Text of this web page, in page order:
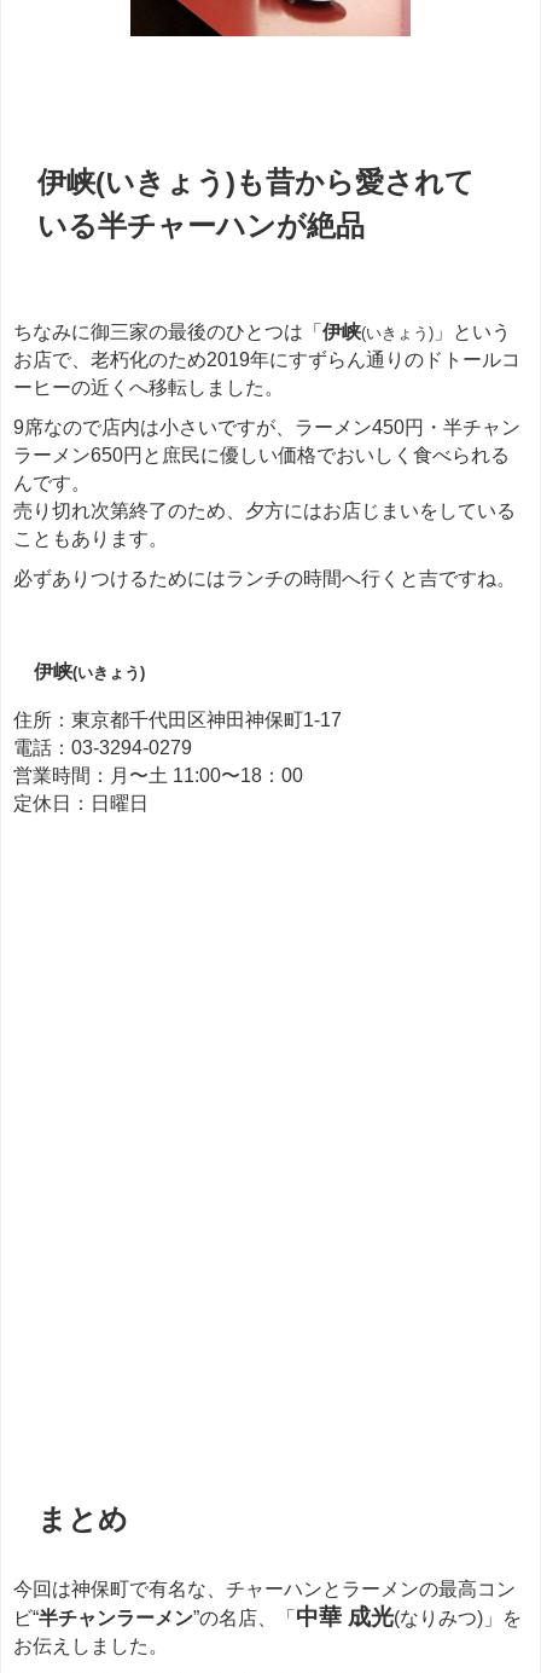
伊峡(いきょう)も昔から愛されて
いる半チャーハンが絶品
ちなみに御三家の最後のひとつは「 伊峡(いきょう) 」という
お店で、老朽化のため2019年にすずらん通りのドトールコ
ーヒーの近くへ移転しました。
9席なので店内は小さいですが、ラーメン450円・半チャン
ラーメン650円と庶民に優しい価格でおいしく食べられる
んです。
売り切れ次第終了のため、夕方にはお店じまいをしている
こともあります。
必ずありつけるためにはランチの時間へ行くと吉ですね。
伊峡(いきょう)
住所：東京都千代田区神田神保町1-17
電話：03-3294-0279
営業時間：月〜土 11:00〜18：00
定休日：日曜日
まとめ
今回は神保町で有名な、チャーハンとラーメンの最高コン
ビ“半チャンラーメン”の名店、「 中華 成光(なりみつ)」を
お伝えしました。